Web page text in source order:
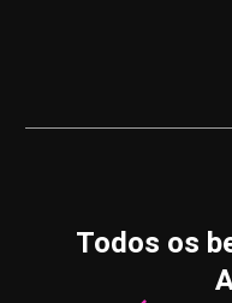
Todos os